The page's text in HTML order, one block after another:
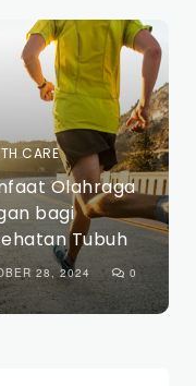
CARE
Olahraga
bagi
Tubuh
28, 2024 0